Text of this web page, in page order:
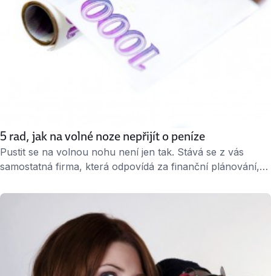
5 rad, jak na volné noze nepřijít o peníze
Pustit se na volnou nohu není jen tak. Stává se z vás
samostatná firma, která odpovídá za finanční plánování,
a faktur… Zvláště při poslední zmíněné činnosti brzy
zjistíte, že platební morálka není v českém podnikatelském
prostředí právě nejlepší: platit faktury včas prostě není
„zvykem“. » 2 minuty čtení « ↑ Podnikání na …